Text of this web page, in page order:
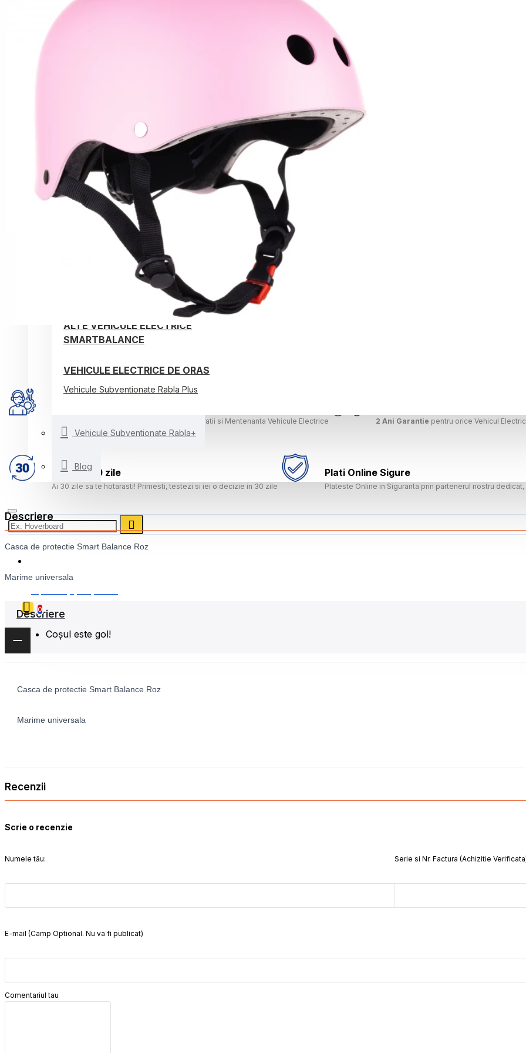
ACCESORII
Accesorii de siguranta
Huse si Ghiozdane
Incarcatoare
TROTINETE ELECTRICE
BICICLETE ELECTRICE
ALTE VEHICULE ELECTRICE
SMARTBALANCE
VEHICULE ELECTRICE DE ORAS
Vehicule Subventionate Rabla Plus
Vehicule Subventionate Rabla+
Blog
0
Coșul este gol!
Echipa Completa de Specialisti pentru Reparatii si Mentenanta Vehicule Electrice 2 Ani Garantie pentru orice Vehicul
Retur in 30 zile
Ai 30 zile sa te hotarasti! Primesti, testezi si iei o decizie in 30 zile
Plati Online Sigure
Plateste Online in Siguranta prin partenerul nostru
Descriere
Casca de protectie Smart Balance Roz
Marime universala
Descriere
Casca de protectie Smart Balance Roz
Marime universala
Recenzii
Scrie o recenzie
Numele tău: Serie si Nr. Factura (Achizitie
E-mail (Camp Optional. Nu va fi publicat)
Comentariul tau